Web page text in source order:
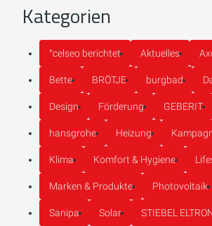
Kategorien
°celseo berichtet Aktuelles
Bette BRÖTJE burgbad
Design Förderung GEBERIT
hansgrohe Heizung
Klima Komfort & Hygiene
Marken & Produkte Photovoltaik
Sanipa Solar STIEBEL